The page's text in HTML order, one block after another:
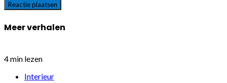
Meer verhalen
4 min lezen
Interieur